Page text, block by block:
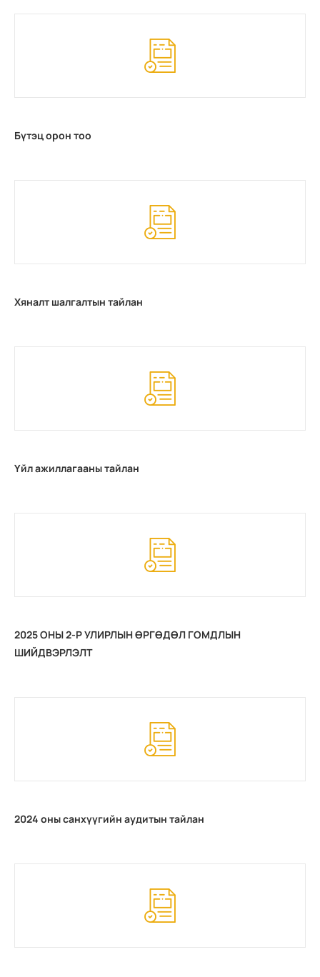
Бүтэц орон тоо
Хяналт шалгалтын тайлан
Үйл ажиллагааны тайлан
2025 ОНЫ 2-Р УЛИРЛЫН ӨРГӨДӨЛ ГОМДЛЫН
ШИЙДВЭРЛЭЛТ
2024 оны санхүүгийн аудитын тайлан